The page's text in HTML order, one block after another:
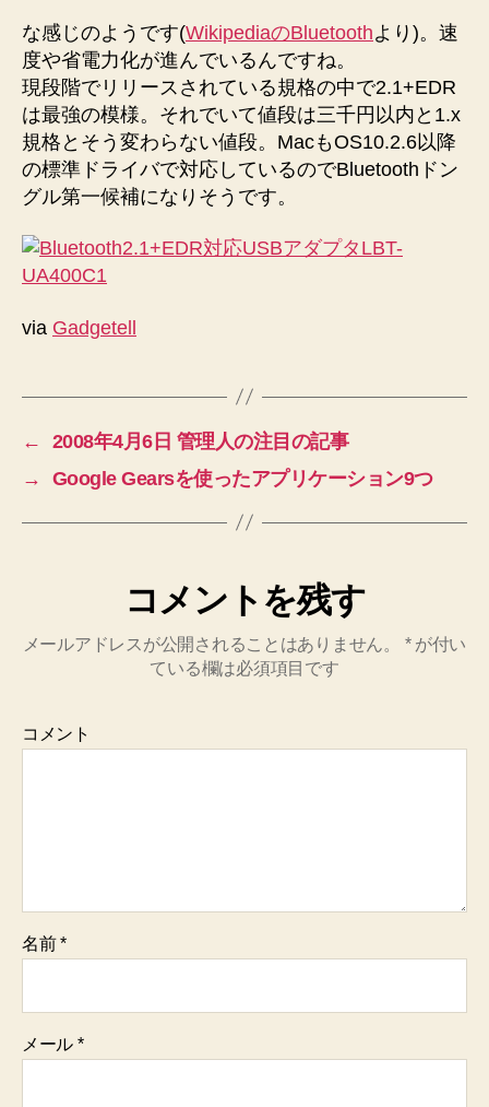
な感じのようです(WikipediaのBluetoothより)。速
度や省電力化が進んでいるんですね。
現段階でリリースされている規格の中で2.1+EDR
は最強の模様。それでいて値段は三千円以内と1.x
規格とそう変わらない値段。MacもOS10.2.6以降
の標準ドライバで対応しているのでBluetoothドン
グル第一候補になりそうです。
via Gadgetell
←
2008年4月6日 管理人の注目の記事
→
Google Gearsを使ったアプリケーション9つ
コメントを残す
メールアドレスが公開されることはありません。 *が付い
ている欄は必須項目です
コメント
名前*
メール *